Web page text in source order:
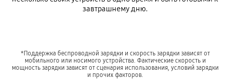
завтрашнему дню.
*Поддержка беспроводной зарядки и скорость зарядки зависят от
мобильного или носимого устройства. Фактические скорость и
мощность зарядки зависят от сценария использования, условий зарядки
и прочих факторов.